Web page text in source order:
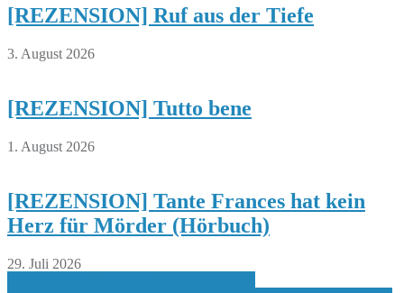
[REZENSION] Ruf aus der Tiefe
3. August 2026
[REZENSION] Tutto bene
1. August 2026
[REZENSION] Tante Frances hat kein
Herz für Mörder (Hörbuch)
29. Juli 2026